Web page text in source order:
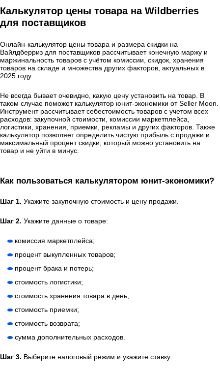
Калькулятор цены товара на Wildberries
для поставщиков
Онлайн-калькулятор цены товара и размера скидки на
Вайлдберриз для поставщиков рассчитывает конечную маржу и
маржинальность товаров с учётом комиссии, скидок, хранения
товаров на складе и множества других факторов, актуальных в
2025 году.
Не всегда бывает очевидно, какую цену установить на товар. В
таком случае поможет калькулятор юнит-экономики от Seller Moon.
Инструмент рассчитывает себестоимость товаров с учетом всех
расходов: закупочной стоимости, комиссии маркетплейса,
логистики, хранения, приемки, рекламы и других факторов. Также
калькулятор позволяет определить чистую прибыль с продажи и
максимальный процент скидки, который можно установить на
товар и не уйти в минус.
Как пользоваться калькулятором юнит-экономики?
Шаг 1. Укажите закупочную стоимость и цену продажи.
Шаг 2. Укажите данные о товаре:
комиссия маркетплейса;
процент выкупленных товаров;
процент брака и потерь;
стоимость логистики;
стоимость хранения товара в день;
стоимость приемки;
стоимость возврата;
сумма дополнительных расходов.
Шаг 3. Выберите налоговый режим и укажите ставку.